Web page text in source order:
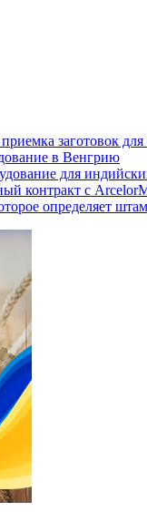
заготовок для
в Венгрию
для
контракт с
определяет